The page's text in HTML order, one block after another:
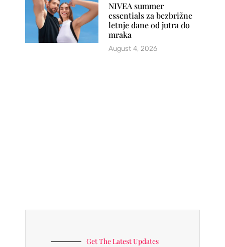
NIVEA summer
essentials za bezbrižne
letnje dane od jutra do
mraka
August 4, 2026
Get The Latest Updates